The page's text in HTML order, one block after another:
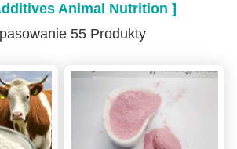
Animal Nutrition ]
55 Produkty